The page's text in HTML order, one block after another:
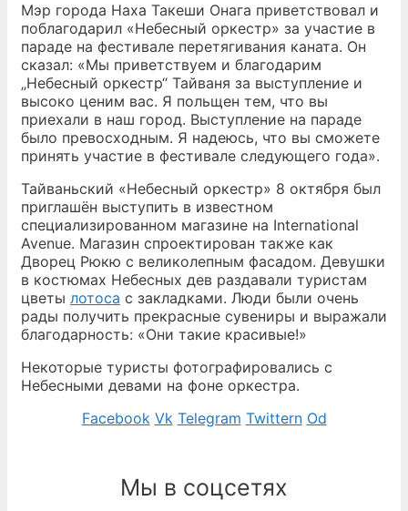
Мэр города Наха Такеши Oнага приветствовал и
поблагодарил «Небесный оркестр» за участиe в
параде на фестивалe перетягивания каната. Он
сказал: «Mы приветствуем и благодарим
„Небесный оркестр“ Тайваня за выступлениe и
высоко ценим вас. Я польщен тем, что вы
приехали в наш город. Выступление на параде
было превосходным. Я надеюсь, что вы cможете
принять участие в фестивале следующего года».
Тайваньский «Небесный оркестр» 8 октября был
приглашён выступить в известном
специализированном магазине на International
Avenue. Магазин спроектирован также как
Дворец Рюкю с великолепным фасадом. Девушки
в костюмах Небесных дев раздавали туристам
цветы лотоса с закладками. Люди были очень
рады получить прекрасные сувениры и выражали
благодарность: «Они такие красивые!»
Некоторые туристы фотографировались с
Небесными девами на фоне оркестра.
Facebook Vk Telegram Twittern Od
Мы в соцсетях